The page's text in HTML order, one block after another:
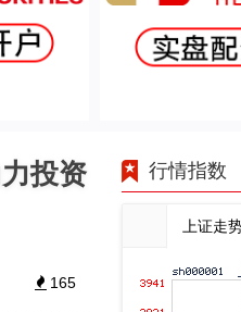
投资
165
行情指数
上证走